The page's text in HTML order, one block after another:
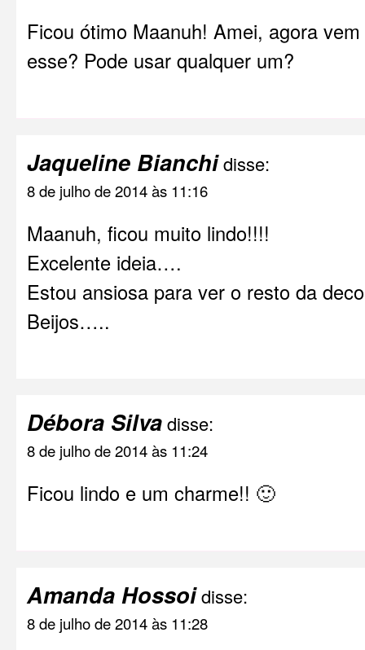
Ficou ótimo Maanuh! Amei, agora
esse? Pode usar qualquer um?
Jaqueline Bianchidisse:
8 de julho de 2014 às 11:16
Maanuh, ficou muito lindo!!!!
Excelente ideia….
Estou ansiosa para ver o resto da
Beijos…..
Débora Silvadisse:
8 de julho de 2014 às 11:24
Ficou lindo e um charme!! 🙂
Amanda Hossoidisse:
8 de julho de 2014 às 11:28